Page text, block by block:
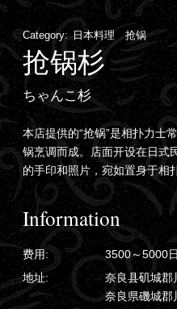
Category: 日本料理 抢锅
抢锅杉
ちゃんこ杉
本店提供的“抢锅”是相扑力士
锅烹调而成。店面开设在日式
的手印和照片，宛如置身于相
Information
费用:
3500～5000
地址:
奈良县矶城郡
奈良県磯城郡